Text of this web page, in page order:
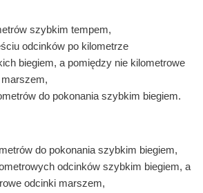
szybkim tempem,
odcinków po kilometrze
biegiem, a pomiędzy nie kilometrowe
do pokonania szybkim biegiem.
do pokonania szybkim biegiem,
odcinków szybkim biegiem, a
odcinki marszem,